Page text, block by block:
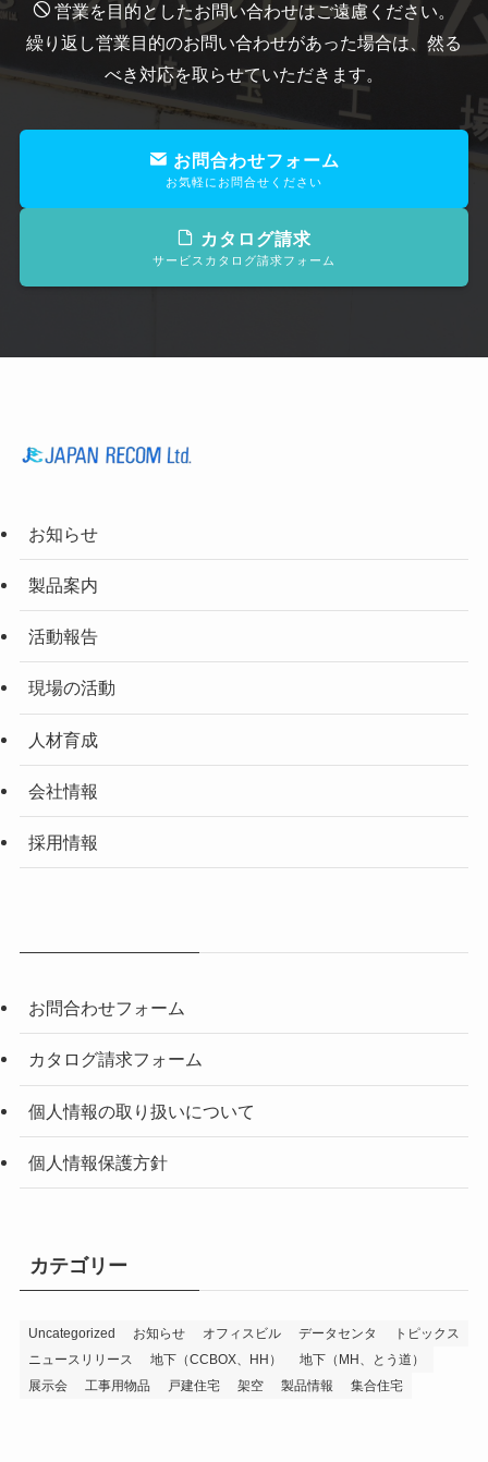
営業を目的としたお問い合わせはご遠慮ください。
繰り返し営業目的のお問い合わせがあった場合は、然る
べき対応を取らせていただきます。
お問合わせフォーム
お気軽にお問合せください
カタログ請求
サービスカタログ請求フォーム
お知らせ
製品案内
活動報告
現場の活動
人材育成
会社情報
採用情報
お問合わせフォーム
カタログ請求フォーム
個人情報の取り扱いについて
個人情報保護方針
カテゴリー
Uncategorized お知らせ オフィスビル データセンタ
トピックス
ニュースリリース
地下（CCBOX、HH）
地下（MH、とう道）
展示会
工事用物品 戸建住宅 架空 製品情報 集合住宅